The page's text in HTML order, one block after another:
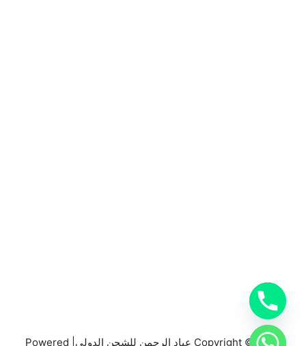
شحن دولي بجدة
Copyright © 2026 عباد الرحمن للشحن الدولي| Powered